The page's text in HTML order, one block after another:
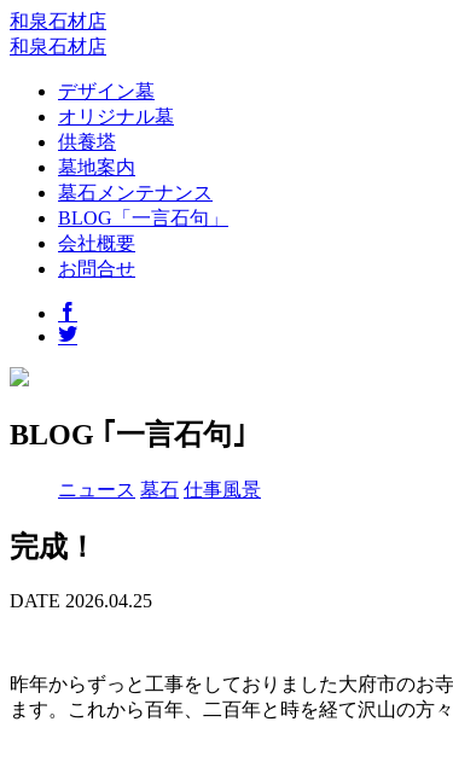
和泉石材店
和泉石材店
デザイン墓
オリジナル墓
供養塔
墓地案内
墓石メンテナンス
BLOG「一言石句」
会社概要
お問合せ
BLOG ｢一言石句｣
ニュース 墓石 仕事風景
完成！
DATE 2026.04.25
昨年からずっと工事をしておりました大府市のお
ます。これから百年、二百年と時を経て沢山の方